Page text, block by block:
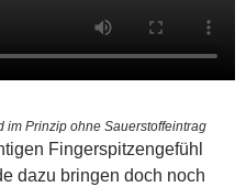
im Prinzip ohne Sauerstoffeintrag
Fingerspitzengefühl
dazu bringen doch noch